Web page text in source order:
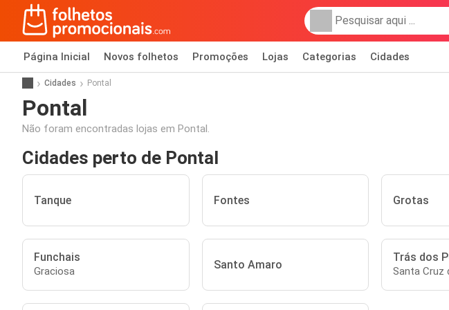
Página Inicial Novos folhetos Promoções Lojas Categorias Cidades
Cidades Pontal
Pontal
Não foram encontradas lojas em Pontal.
Cidades perto de Pontal
Tanque Fontes Grotas
Funchais
Graciosa Santo Amaro
Trás dos
Santa Cruz